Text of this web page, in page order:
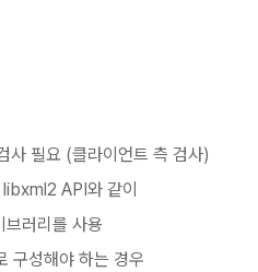
사 필요 (클라이언트 측 검사)
API와 같이
브러리를 사용
구성해야 하는 경우